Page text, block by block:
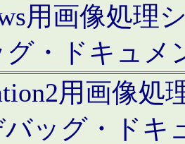
用画像処理
グ・ドキュメ
用画像
ッグ・ドキ